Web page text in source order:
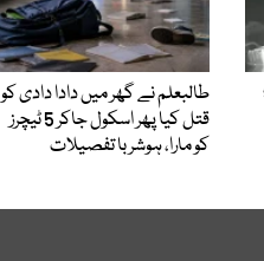
طالبعلم نے گھر میں دادا دادی کو
قتل کیا پھر اسکول جاکر 5 ٹیچرز
کو مارا، ہوشربا تفصیلات